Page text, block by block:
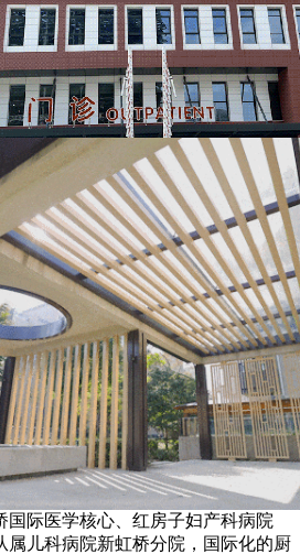
国际医学核心、红房子妇产科病院
属儿科病院新虹桥分院，国际化的厨